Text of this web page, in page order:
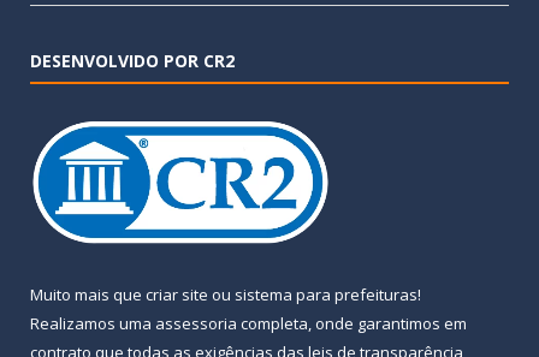
DESENVOLVIDO POR CR2
Muito mais que criar site ou sistema para prefeituras!
Realizamos uma assessoria completa, onde garantimos em
contrato que todas as exigências das leis de transparência